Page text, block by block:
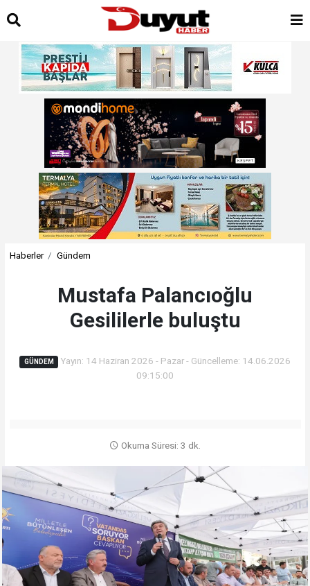
Haberler Gündem
Mustafa Palancıoğlu
Gesililerle buluştu
GÜNDEM
Yayın: 14 Haziran 2026 - Pazar - Güncelleme: 14.06.2026
09:15:00
Okuma Süresi: 3 dk.